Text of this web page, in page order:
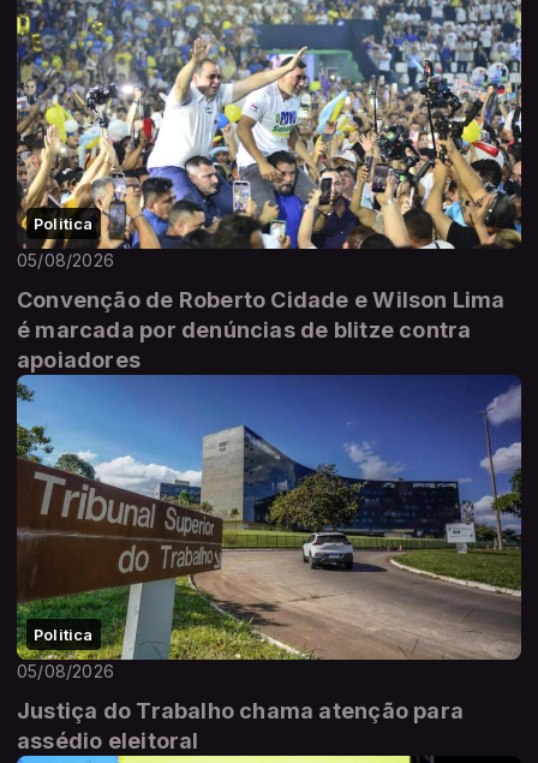
Politica
05/08/2026
Convenção de Roberto Cidade e Wilson Lima
é marcada por denúncias de blitze contra
apoiadores
Politica
05/08/2026
Justiça do Trabalho chama atenção para
assédio eleitoral